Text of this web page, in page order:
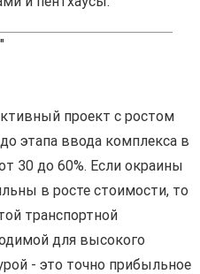
проект с ростом
этапа ввода комплекса в
30 до 60%. Если окраины
в росте стоимости, то
транспортной
для высокого
- это точно прибыльное